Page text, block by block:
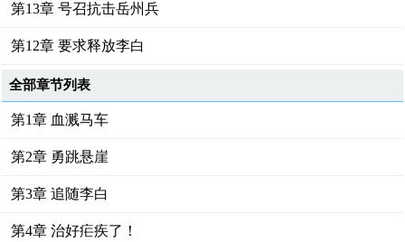
第13章 号召抗击岳州兵
第12章 要求释放李白
全部章节列表
第1章 血溅马车
第2章 勇跳悬崖
第3章 追随李白
第4章 治好疟疾了！